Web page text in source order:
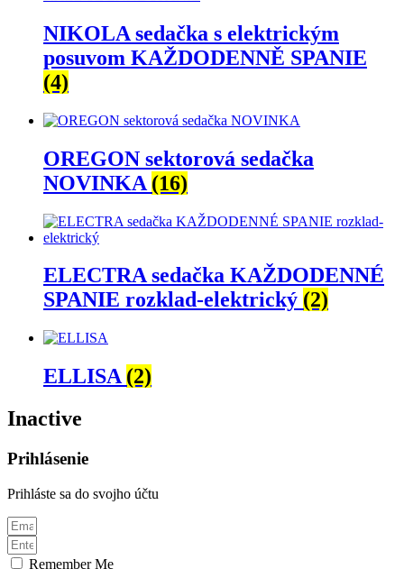
NIKOLA sedačka s elektrickým
posuvom KAŽDODENNĚ SPANIE
(4)
OREGON sektorová sedačka
NOVINKA (16)
ELECTRA sedačka KAŽDODENNÉ
SPANIE rozklad-elektrický (2)
ELLISA(2)
Inactive
Prihlásenie
Prihláste sa do svojho účtu
Remember Me